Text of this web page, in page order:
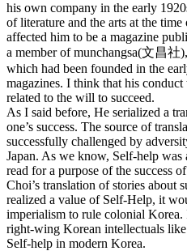
his own company in the early
of literature and the arts at the
affected him to be a magazine
a member of munchangsa(文昌
which had been founded in the
magazines. I think that his
related to the will to succeed.
As I said before, He serialized a
one’s success. The source of
successfully challenged by
Japan. As we know, Self-help
read for a purpose of the success
Choi’s translation of stories about
realized a value of Self-Help, it
imperialism to rule colonial
right-wing Korean intellectuals
Self-help in modern Korea.